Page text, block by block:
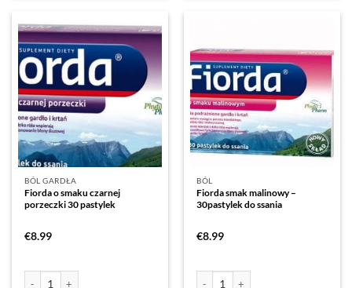
BÓL GARDŁA
Fiorda o smaku czarnej
porzeczki 30 pastylek
€8.99
BÓL
Fiorda smak malinowy –
30pastylek do ssania
€8.99